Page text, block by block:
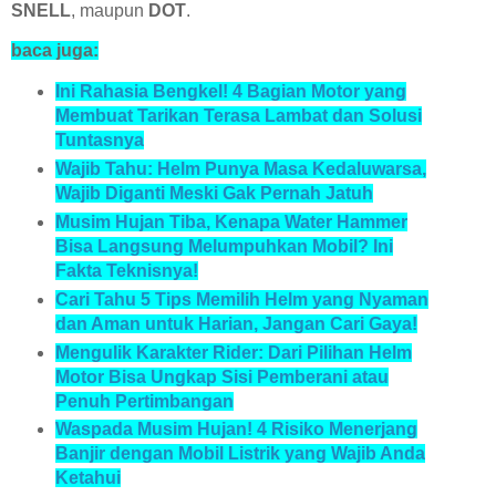
SNELL, maupun DOT.
baca juga:
Ini Rahasia Bengkel! 4 Bagian Motor yang
Membuat Tarikan Terasa Lambat dan Solusi
Tuntasnya
Wajib Tahu: Helm Punya Masa Kedaluwarsa,
Wajib Diganti Meski Gak Pernah Jatuh
Musim Hujan Tiba, Kenapa Water Hammer
Bisa Langsung Melumpuhkan Mobil? Ini
Fakta Teknisnya!
Cari Tahu 5 Tips Memilih Helm yang Nyaman
dan Aman untuk Harian, Jangan Cari Gaya!
Mengulik Karakter Rider: Dari Pilihan Helm
Motor Bisa Ungkap Sisi Pemberani atau
Penuh Pertimbangan
Waspada Musim Hujan! 4 Risiko Menerjang
Banjir dengan Mobil Listrik yang Wajib Anda
Ketahui